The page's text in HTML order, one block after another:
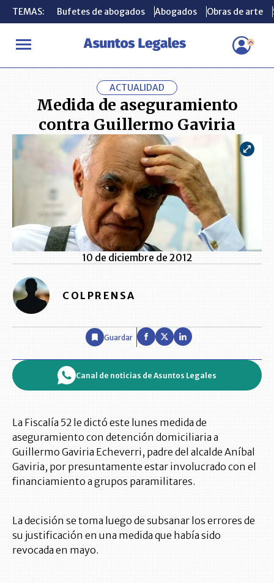
TEMAS: Bufetes de abogados Abogados Obras de arte
INICIO ACTUALIDAD Medida de aseguramiento contra
TEMAS: Bufetes de abogados Abogados Obras de arte
ACTUALIDAD
Medida de aseguramiento
contra Guillermo Gaviria
10 de diciembre de 2012
COLPRENSA
Guardar
Canal de noticias de Asuntos Legales
La Fiscalía 52 le dictó este lunes medida de
aseguramiento con detención domiciliaria a
Guillermo Gaviria Echeverri, padre del alcalde Aníbal
Gaviria, por presuntamente estar involucrado con el
financiamiento a grupos paramilitares.
La decisión se toma luego de subsanar los errores de
su justificación en una medida que había sido
revocada en mayo.